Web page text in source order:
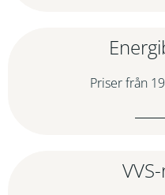
Priser från